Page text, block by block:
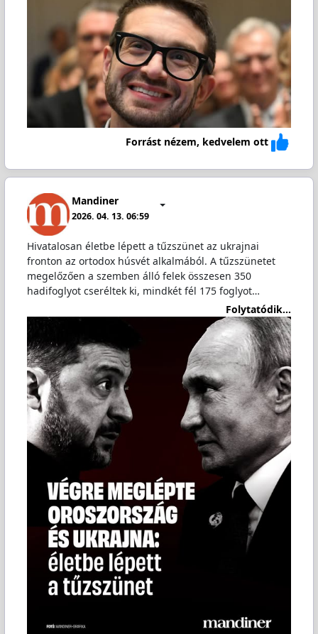
Forrást nézem, kedvelem ott
Mandiner
2026. 04. 13. 06:59
Hivatalosan életbe lépett a tűzszünet az ukrajnai
fronton az ortodox húsvét alkalmából. A tűzszünetet
megelőzően a szemben álló felek összesen 350
hadifoglyot cseréltek ki, mindkét fél 175 foglyot…
Folytatódik...